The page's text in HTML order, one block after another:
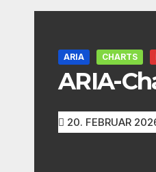
ARIA CHARTS
ARIA-
20. FEBRUAR